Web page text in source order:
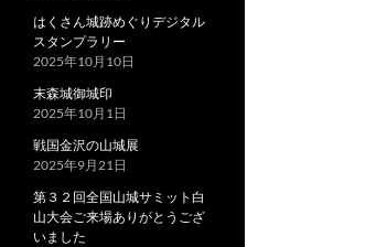
はくさん城跡めぐりデジタル
スタンプラリー
2025年10月10日
末森城御城印
2025年10月1日
戦国金沢の山城展
2025年9月21日
第３２回全国山城サミット白
山大会ご来場ありがとうござ
いました